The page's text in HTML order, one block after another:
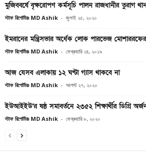
মুজিববর্ষে বৃক্ষরোপণ কর্মসূচি পালন রাজধানীর তুরাগ
স্টাফ রিপোর্টারঃ MD Ashik - জুলাই ২৫, ২০২০
ইমরানের মন্ত্রিসভার অর্ধেক লোক পারভেজ
স্টাফ রিপোর্টারঃ MD Ashik - ফেব্রুয়ারি ২৪, ২০১৯
আজ যেসব এলাকায় ১২ ঘণ্টা গ্যাস থাকবে না
স্টাফ রিপোর্টারঃ MD Ashik - আগস্ট ২৭, ২০২০
ইউআইইউ’র ষষ্ঠ সমাবর্তনে ২৩৫২ শিক্ষার্থীর ডিগ্রি
স্টাফ রিপোর্টারঃ MD Ashik - ফেব্রুয়ারি ৮, ২০২০